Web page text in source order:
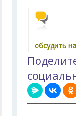
обсудить